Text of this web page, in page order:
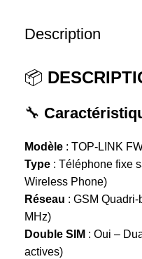
Description
📦
🔧
Modèle : TOP-LINK
Type : Téléphone fixe
Wireless Phone)
Réseau : GSM
MHz)
Double SIM : Oui –
actives)